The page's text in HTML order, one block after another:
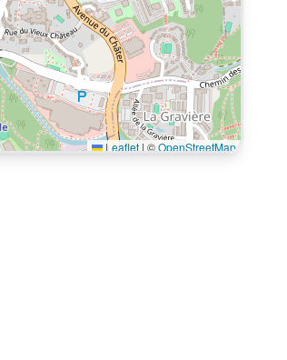
Leaflet | ©OpenStreetMap